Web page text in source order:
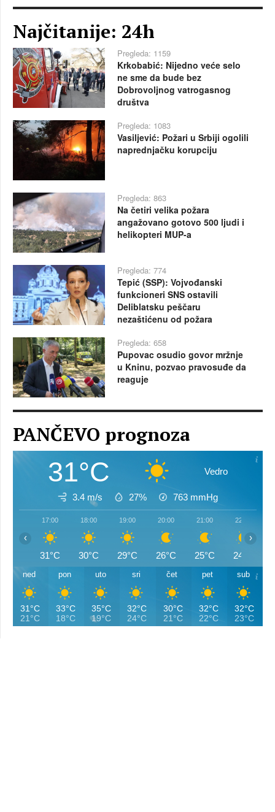
Najčitanije: 24h
Pregleda: 1159
Krkobabić: Nijedno veće selo
ne sme da bude bez
Dobrovoljnog vatrogasnog
društva
Pregleda: 1083
Vasiljević: Požari u Srbiji ogolili
naprednjačku korupciju
Pregleda: 863
Na četiri velika požara
angažovano gotovo 500 ljudi i
helikopteri MUP-a
Pregleda: 774
Tepić (SSP): Vojvođanski
funkcioneri SNS ostavili
Deliblatsku peščaru
nezaštićenu od požara
Pregleda: 658
Pupovac osudio govor mržnje
u Kninu, pozvao pravosuđe da
reaguje
PANČEVO prognoza
31°C Vedro
3.4 m/s 27% 763 mmHg
17:00
31°C
18:00
30°C
19:00
29°C
20:00
26°C
21:00
25°C
22:00
24°C
‹ ›
ned
31°C
21°C
pon
33°C
18°C
uto
35°C
19°C
sri
32°C
24°C
čet
30°C
21°C
pet
32°C
22°C
sub
32°C
23°C